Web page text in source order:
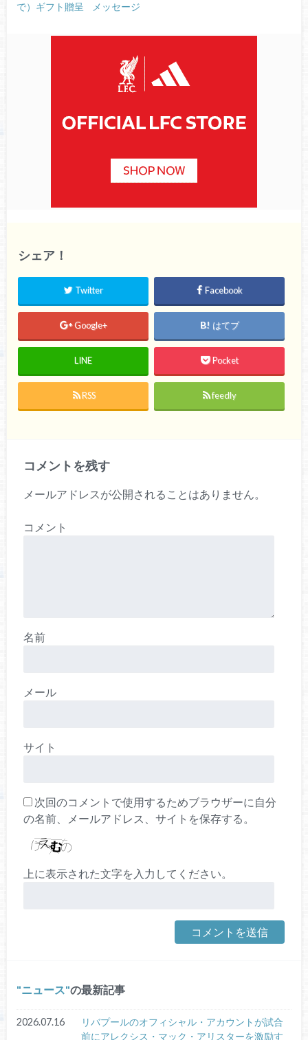
で）ギフト贈呈
メッセージ
シェア！
Twitter Facebook
Google+ はてブ
LINE Pocket
RSS feedly
コメントを残す
メールアドレスが公開されることはありません。
コメント
名前
メール
サイト
次回のコメントで使用するためブラウザーに自分
の名前、メールアドレス、サイトを保存する。
上に表示された文字を入力してください。
ニュース の最新記事
2026.07.16
リバプールのオフィシャル・アカウントが試合
前にアレクシス・マック・アリスターを激励す